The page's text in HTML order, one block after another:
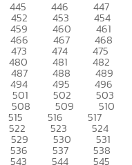
445 446 447
452 453 454
459 460 461
466 467 468
473 474 475
480 481 482
487 488 489
494 495 496
501 502 503
508 509 510
515 516 517
522 523 524
529 530 531
536 537 538
543 544 545